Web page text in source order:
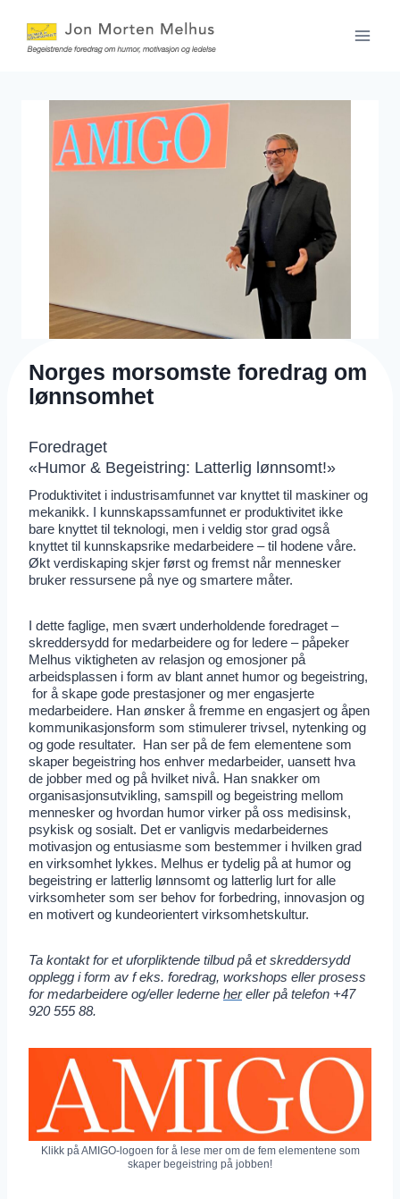
content
Norges morsomste foredrag om
lønnsomhet
Foredraget
«Humor & Begeistring: Latterlig lønnsomt!»
Produktivitet i industrisamfunnet var knyttet til maskiner og
mekanikk. I kunnskapssamfunnet er produktivitet ikke
bare knyttet til teknologi, men i veldig stor grad også
knyttet til kunnskapsrike medarbeidere – til hodene våre.
Økt verdiskaping skjer først og fremst når mennesker
bruker ressursene på nye og smartere måter.
I dette faglige, men svært underholdende foredraget –
skreddersydd for medarbeidere og for ledere – påpeker
Melhus viktigheten av relasjon og emosjoner på
arbeidsplassen i form av blant annet humor og begeistring,
for å skape gode prestasjoner og mer engasjerte
medarbeidere. Han ønsker å fremme en engasjert og åpen
kommunikasjonsform som stimulerer trivsel, nytenking og
og gode resultater. Han ser på de fem elementene som
skaper begeistring hos enhver medarbeider, uansett hva
de jobber med og på hvilket nivå. Han snakker om
organisasjonsutvikling, samspill og begeistring mellom
mennesker og hvordan humor virker på oss medisinsk,
psykisk og sosialt. Det er vanligvis medarbeidernes
motivasjon og entusiasme som bestemmer i hvilken grad
en virksomhet lykkes. Melhus er tydelig på at humor og
begeistring er latterlig lønnsomt og latterlig lurt for alle
virksomheter som ser behov for forbedring, innovasjon og
en motivert og kundeorientert virksomhetskultur.
Ta kontakt for et uforpliktende tilbud på et skreddersydd
opplegg i form av f eks. foredrag, workshops eller prosess
for medarbeidere og/eller lederne hereller på telefon +47
920 555 88.
Klikk på AMIGO-logoen for å lese mer om de fem elementene som
skaper begeistring på jobben!